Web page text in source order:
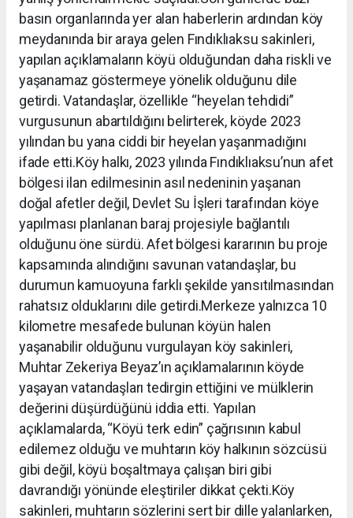
basın organlarında yer alan haberlerin ardından köy
meydanında bir araya gelen Fındıklıaksu sakinleri,
yapılan açıklamaların köyü olduğundan daha riskli ve
yaşanamaz göstermeye yönelik olduğunu dile
getirdi. Vatandaşlar, özellikle “heyelan tehdidi”
vurgusunun abartıldığını belirterek, köyde 2023
yılından bu yana ciddi bir heyelan yaşanmadığını
ifade etti.Köy halkı, 2023 yılında Fındıklıaksu’nun afet
bölgesi ilan edilmesinin asıl nedeninin yaşanan
doğal afetler değil, Devlet Su İşleri tarafından köye
yapılması planlanan baraj projesiyle bağlantılı
olduğunu öne sürdü. Afet bölgesi kararının bu proje
kapsamında alındığını savunan vatandaşlar, bu
durumun kamuoyuna farklı şekilde yansıtılmasından
rahatsız olduklarını dile getirdi.Merkeze yalnızca 10
kilometre mesafede bulunan köyün halen
yaşanabilir olduğunu vurgulayan köy sakinleri,
Muhtar Zekeriya Beyaz’ın açıklamalarının köyde
yaşayan vatandaşları tedirgin ettiğini ve mülklerin
değerini düşürdüğünü iddia etti. Yapılan
açıklamalarda, “Köyü terk edin” çağrısının kabul
edilemez olduğu ve muhtarın köy halkının sözcüsü
gibi değil, köyü boşaltmaya çalışan biri gibi
davrandığı yönünde eleştiriler dikkat çekti.Köy
sakinleri, muhtarın sözlerini sert bir dille yalanlarken,